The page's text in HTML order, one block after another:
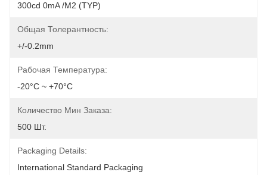
300cd 0mA /m2 (TYP)
Общая Толерантность:
+/-0.2mm
Рабочая Температура:
-20°C ~ +70°C
Количество Мин Заказа:
500 Шт.
Packaging Details:
International Standard Packaging